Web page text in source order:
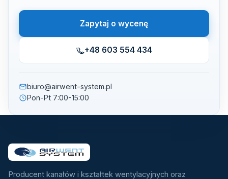
Zapytaj o wycenę
+48 603 554 434
biuro@airwent-system.pl
Pon-Pt 7:00-15:00
Producent kanałów i kształtek wentylacyjnych oraz